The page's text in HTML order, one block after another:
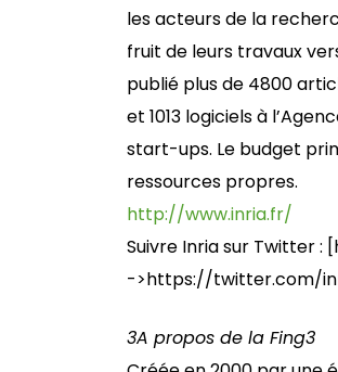
les acteurs de la
fruit de leurs travaux
publié plus de 4800
et 1013 logiciels à
start-ups. Le budget
ressources propres.
http://www.inria.fr/
Suivre Inria sur Twitter
->https://twitter.com/
3A propos de la Fing3